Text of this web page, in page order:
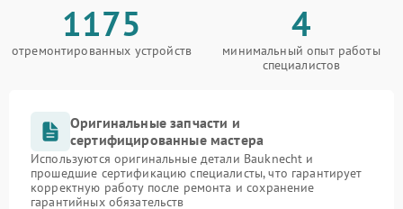
1175
отремонтированных устройств
4
минимальный опыт работы
специалистов
Оригинальные запчасти и
сертифицированные мастера
Используются оригинальные детали Bauknecht и
прошедшие сертификацию специалисты, что гарантирует
корректную работу после ремонта и сохранение
гарантийных обязательств